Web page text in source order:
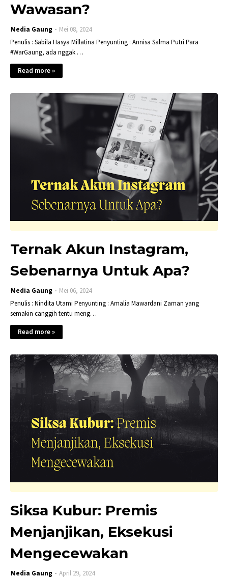
Wawasan?
Media Gaung
Mei 08, 2024
Penulis : Sabila Hasya Millatina Penyunting : Annisa Salma Putri Para
#WarGaung, ada nggak …
Read more »
Ternak Akun Instagram,
Sebenarnya Untuk Apa?
Media Gaung
Mei 06, 2024
Penulis : Nindita Utami Penyunting : Amalia Mawardani Zaman yang
semakin canggih tentu meng…
Read more »
Siksa Kubur: Premis
Menjanjikan, Eksekusi
Mengecewakan
Media Gaung April 29, 2024